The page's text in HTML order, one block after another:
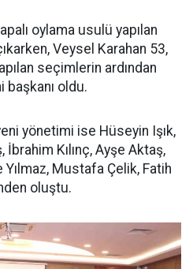
oylama usulü yapılan
Veysel Karahan 53,
seçimlerin ardından
başkanı oldu.
yönetimi ise Hüseyin Işık,
İbrahim Kılınç, Ayşe Aktaş,
Mustafa Çelik, Fatih
oluştu.